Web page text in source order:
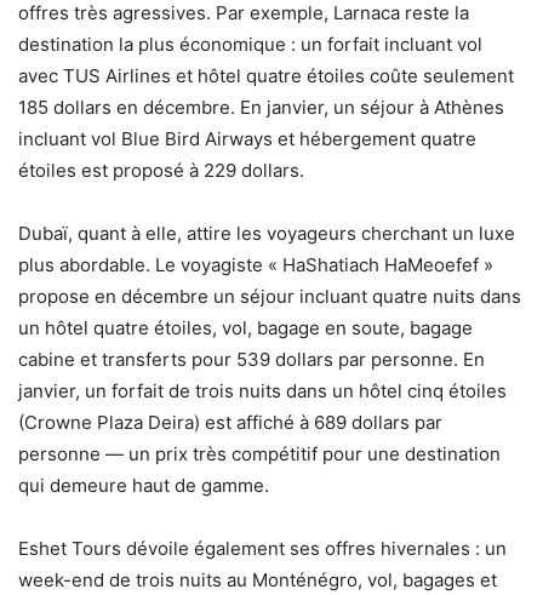
offres très agressives. Par exemple, Larnaca reste la
destination la plus économique : un forfait incluant vol
avec TUS Airlines et hôtel quatre étoiles coûte seulement
185 dollars en décembre. En janvier, un séjour à Athènes
incluant vol Blue Bird Airways et hébergement quatre
étoiles est proposé à 229 dollars.
Dubaï, quant à elle, attire les voyageurs cherchant un luxe
plus abordable. Le voyagiste « HaShatiach HaMeoefef »
propose en décembre un séjour incluant quatre nuits dans
un hôtel quatre étoiles, vol, bagage en soute, bagage
cabine et transferts pour 539 dollars par personne. En
janvier, un forfait de trois nuits dans un hôtel cinq étoiles
(Crowne Plaza Deira) est affiché à 689 dollars par
personne — un prix très compétitif pour une destination
qui demeure haut de gamme.
Eshet Tours dévoile également ses offres hivernales : un
week-end de trois nuits au Monténégro, vol, bagages et